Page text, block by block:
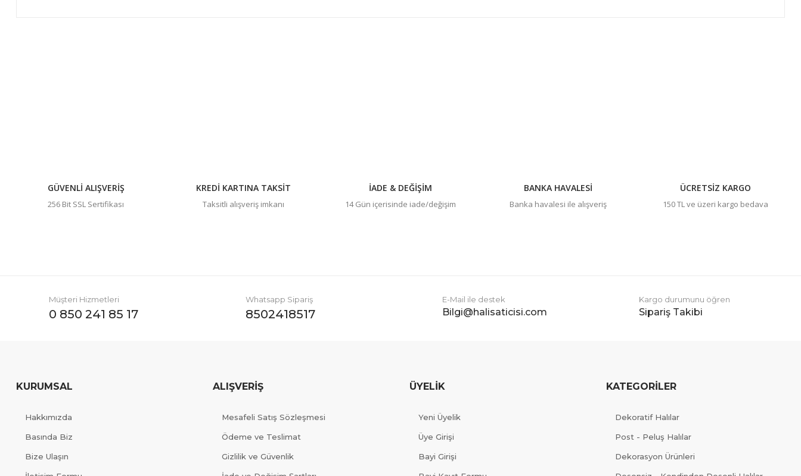
GÜVENLİ ALIŞVERİŞ
256 Bit SSL Sertifikası
KREDİ KARTINA TAKSİT
Taksitli alışveriş imkanı
İADE & DEĞİŞİM
14 Gün içerisinde iade/değişim
BANKA HAVALESİ
Banka havalesi ile alışveriş
ÜCRETSİZ KARGO
150 TL ve üzeri kargo bedava
Müşteri Hizmetleri
0 850 241 85 17
Whatsapp Sipariş
8502418517
E-Mail ile destek
Bilgi@halisaticisi.com
Kargo durumunu öğren
Sipariş Takibi
KURUMSAL
Hakkımızda
Basında Biz
Bize Ulaşın
ALIŞVERİŞ
Mesafeli Satış Sözleşmesi
Ödeme ve Teslimat
Gizlilik ve Güvenlik
ÜYELİK
Yeni Üyelik
Üye Girişi
Bayi Girişi
KATEGORİLER
Dekoratif Halılar
Post - Peluş Halılar
Dekorasyon Ürünleri